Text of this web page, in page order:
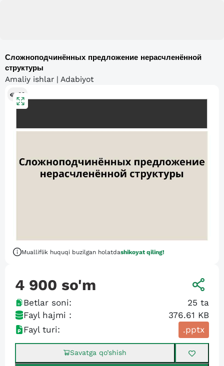
Сложноподчинённых предложение нерасчленённой
структуры
Amaliy ishlar | Adabiyot
89
Mualliflik huquqi buzilgan holatdashikoyat qiling!
4 900 so'm
Betlar soni: 25 ta
Fayl hajmi :
376.61 KB
Fayl turi:
.pptx
Savatga qo’shish